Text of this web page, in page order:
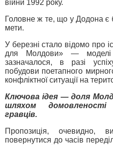
війни 1992 року.
Головне ж те, що у Додона є
мети.
У березні стало відомо про
для Молдови» —
зазначалося, в разі
побудови поетапного
конфліктної ситуації на
Ключова ідея — доля
шляхом домовленості
гравців.
Пропозиція, очевидно,
повернутися до часів